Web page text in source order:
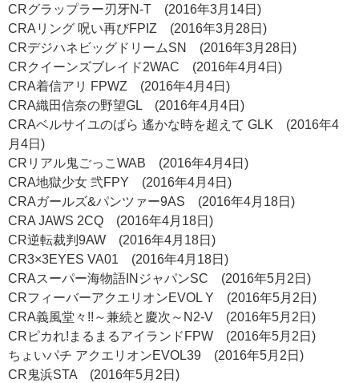
CRグラップラー刃牙N-T (2016年3月14日)
CRAリング 呪い再びFPIZ (2016年3月28日)
CRデジハネビッグドリームSN (2016年3月28日)
CRクイーンズブレイド2WAC (2016年4月4日)
CRA着信アリ FPWZ (2016年4月4日)
CRA織田信奈の野望GL (2016年4月4日)
CRAベルサイユのばら 遙かな時を超えて GLK (2016年4
月4日)
CRリアル鬼ごっこWAB (2016年4月4日)
CRA地獄少女 弐FPY (2016年4月4日)
CRAガールズ&パンツァー9AS (2016年4月18日)
CRA JAWS 2CQ (2016年4月18日)
CR逆転裁判9AW (2016年4月18日)
CR3×3EYES VA01 (2016年4月18日)
CRAスーパー海物語INジャパンSC (2016年5月2日)
CRフィーバーアクエリオンEVOL Y (2016年5月2日)
CRA義風堂々!!～兼続と慶次～N2-V (2016年5月2日)
CRピカれ!まるまるアイランドFPW (2016年5月2日)
ちょいパチ アクエリオンEVOL39 (2016年5月2日)
CR鬼浜STA (2016年5月2日)